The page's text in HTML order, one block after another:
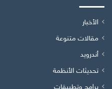
الأخبار
مقالات متنوعة
أندرويد
تحديثات الأنظمة